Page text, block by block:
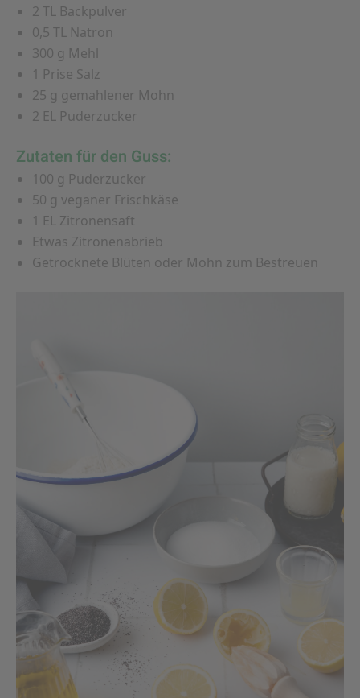
2 TL Backpulver
0,5 TL Natron
300 g Mehl
1 Prise Salz
25 g gemahlener Mohn
2 EL Puderzucker
Zutaten für den Guss:
100 g Puderzucker
50 g veganer Frischkäse
1 EL Zitronensaft
Etwas Zitronenabrieb
Getrocknete Blüten oder Mohn zum Bestreuen